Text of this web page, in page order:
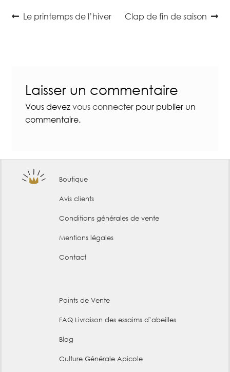
Navigation
Article
Le printemps de l’hiver
Article
Clap de fin de saison
Laisser un commentaire
Vous devezvous connecterpour publier un
commentaire.
Boutique
Avis clients
Conditions générales de vente
Mentions légales
Contact
Points de Vente
FAQ Livraison des essaims d’abeilles
Blog
Culture Générale Apicole